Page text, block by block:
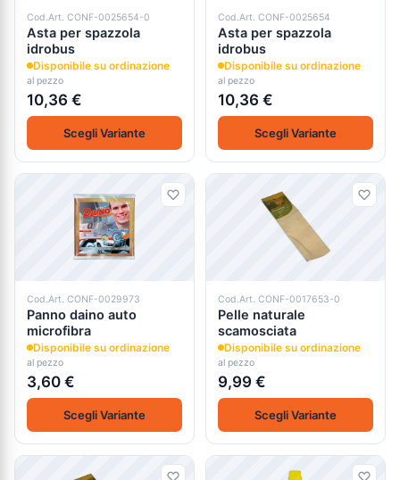
Cod.Art. CONF-0025654-0
Asta per spazzola
idrobus
Disponibile su ordinazione
al pezzo
10,36 €
Scegli Variante
Cod.Art. CONF-0025654
Asta per spazzola
idrobus
Disponibile su ordinazione
al pezzo
10,36 €
Scegli Variante
Cod.Art. CONF-0029973
Panno daino auto
microfibra
Disponibile su ordinazione
al pezzo
3,60 €
Scegli Variante
Cod.Art. CONF-0017653-0
Pelle naturale
scamosciata
Disponibile su ordinazione
al pezzo
9,99 €
Scegli Variante